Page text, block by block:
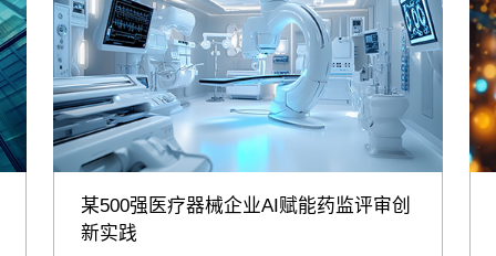
某500强医疗器械企业AI赋能药监评审创
新实践